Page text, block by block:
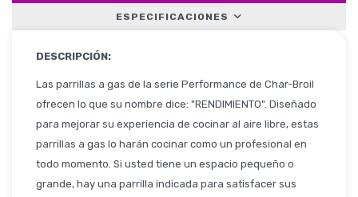
ESPECIFICACIONES
DESCRIPCIÓN:
Las parrillas a gas de la serie Performance de Char-Broil
ofrecen lo que su nombre dice: "RENDIMIENTO". Diseñado
para mejorar su experiencia de cocinar al aire libre, estas
parrillas a gas lo harán cocinar como un profesional en
todo momento. Si usted tiene un espacio pequeño o
grande, hay una parrilla indicada para satisfacer sus
Ropa y Accesorios
Seguridad
Limpieza Profesional